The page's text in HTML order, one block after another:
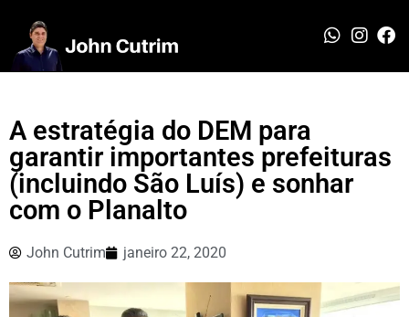
A estratégia do DEM para
garantir importantes prefeituras
(incluindo São Luís) e sonhar
com o Planalto
John Cutrim janeiro 22, 2020